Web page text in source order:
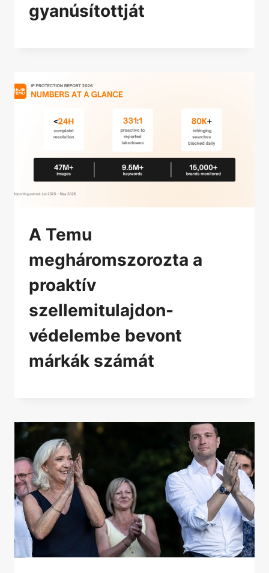
gyanúsítottját
A Temu
megháromszorozta a
proaktív
szellemitulajdon-
védelembe bevont
márkák számát